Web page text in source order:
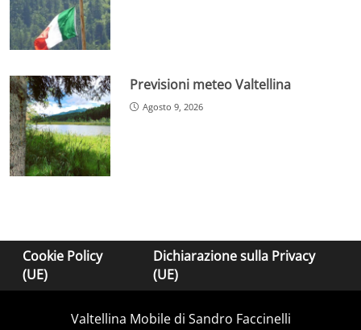
Previsioni meteo Valtellina
Agosto 9, 2026
Cookie Policy
(UE)
Dichiarazione sulla Privacy
(UE)
Valtellina Mobile di Sandro Faccinelli